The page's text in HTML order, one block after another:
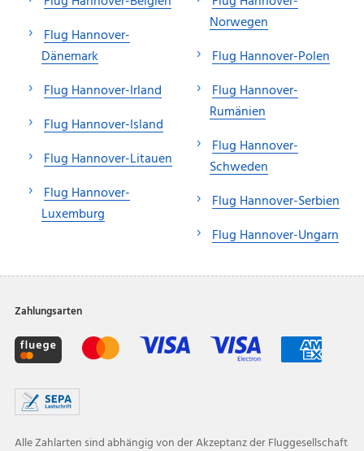
Flug Hannover-
Dänemark
Flug Hannover-Irland
Flug Hannover-Island
Flug Hannover-Litauen
Flug Hannover-
Luxemburg
Norwegen
Flug Hannover-Polen
Flug Hannover-
Rumänien
Flug Hannover-
Schweden
Flug Hannover-Serbien
Flug Hannover-Ungarn